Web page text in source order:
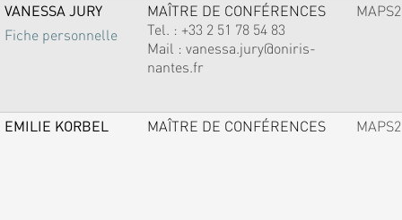
VANESSA JURY
Fiche personnelle
MAÎTRE DE CONFÉRENCES
Tel. : +33 2 51 78 54 83
Mail : vanessa.jury@oniris-
nantes.fr
MAPS2
EMILIE KORBEL MAÎTRE DE CONFÉRENCES MAPS2